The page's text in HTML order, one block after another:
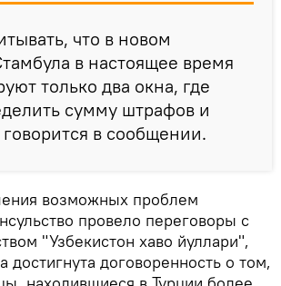
что в новом
в настоящее время
только два окна, где
сумму штрафов и
в сообщении.
возможных проблем
провело переговоры с
"Узбекистон хаво йуллари",
достигнута договоренность о том,